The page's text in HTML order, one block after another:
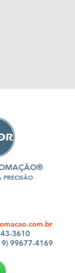
PRECISÃO
3610
99677-4169